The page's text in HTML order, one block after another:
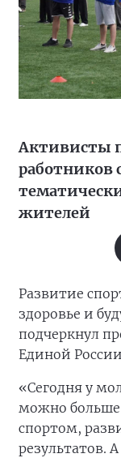
Активисты
работников
жителей
Развитие
здоровье и
подчеркнул
Единой
«Сегодня у
можно
спортом,
результатов.